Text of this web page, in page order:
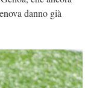
danno già